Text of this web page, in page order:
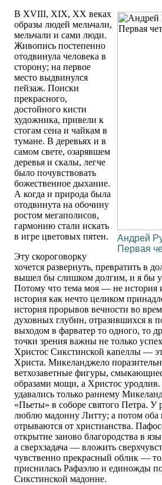
Андрей
Первая
В XVIII, XIX, XX веках
образы людей мельчали,
мельчали и сами люди.
Живопись постепенно
отодвинула человека в
сторону; на первое
место выдвинулся
пейзаж. Поиски
прекрасного,
достойного кисти
художника, привели к
стогам сена и чайкам в
тумане. В деревьях и в
самом свете, озарявшем
деревья и скалы, легче
было почувствовать
божественное дыхание.
А когда и природа была
отодвинута на обочину
ростом мегаполисов,
гармонию стали искать
в игре цветовых пятен.
Эту скороговорку
хочется развернуть, превратить в
вышел бы слишком долгим, и я бы
Потому что тема моя — не история
история как нечто целиком
история прорывов вечности во
духовных глубин, отразившихся в
выходом в фарватер то одного, то
точки зрения важны не только
Христос Сикстинской капеллы —
Христа. Микеланджело
ветхозаветные фигуры,
образами мощи, а Христос
удавались только раннему
«Пьеты» в соборе святого Петра. У
люблю мадонну Литту; а потом оба
отрываются от христианства.
открытие заново благородства в
а сверхзадача — вложить
чувственно прекрасный облик —
приснилась Рафаэлю и единожды
Сикстинской мадонне.